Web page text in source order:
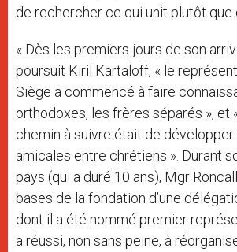
de rechercher ce qui unit plutôt que
« Dès les premiers jours de son
poursuit Kiril Kartaloff, « le
Siège a commencé à faire
orthodoxes, les frères séparés », et
chemin à suivre était de
amicales entre chrétiens ». Durant
pays (qui a duré 10 ans), Mgr
bases de la fondation d’une
dont il a été nommé premier
a réussi, non sans peine, à